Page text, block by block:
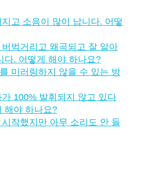
고 소음이 많이 납니다. 어떻
벅거리고 왜곡되고 잘 알아
다. 어떻게 해야 하나요?
미러링하지 않을 수 있는 방
100% 발휘되지 않고 있다
해야 하나요?
작했지만 아무 소리도 안 들